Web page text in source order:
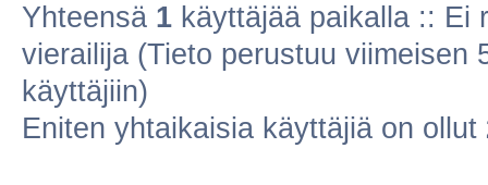
Yhteensä 1 käyttäjää paikalla :: Ei
vierailija (Tieto perustuu viimeisen
käyttäjiin)
Eniten yhtaikaisia käyttäjiä on ollut